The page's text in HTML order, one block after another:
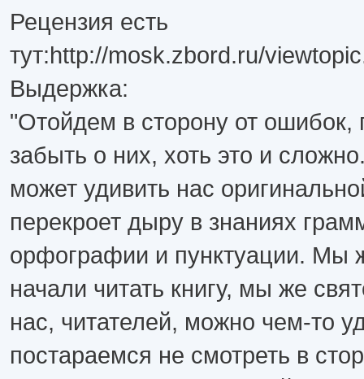
Рецензия есть
тут:http://mosk.zbord.ru/
Выдержка:
"Отойдем в сторону от ошибок,
забыть о них, хоть это и
может удивить нас
перекроет дыру в знаниях
орфографии и пунктуации. Мы
начали читать книгу, мы же
нас, читателей, можно чем-то
постараемся не смотреть в